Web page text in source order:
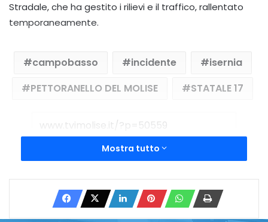
Stradale, che ha gestito i rilievi e il traffico, rallentato
temporaneamente.
campobasso incidente
isernia
PETTORANELLO DEL MOLISE
STATALE 17
Copy URL
Mostra tutto